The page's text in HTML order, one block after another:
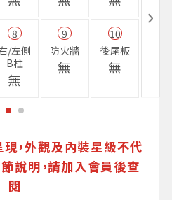
8
/左側
B柱
無
9
防火牆
無
10
後尾板
無
，外觀及內裝星級不代
說明，請加入會員後查
閱